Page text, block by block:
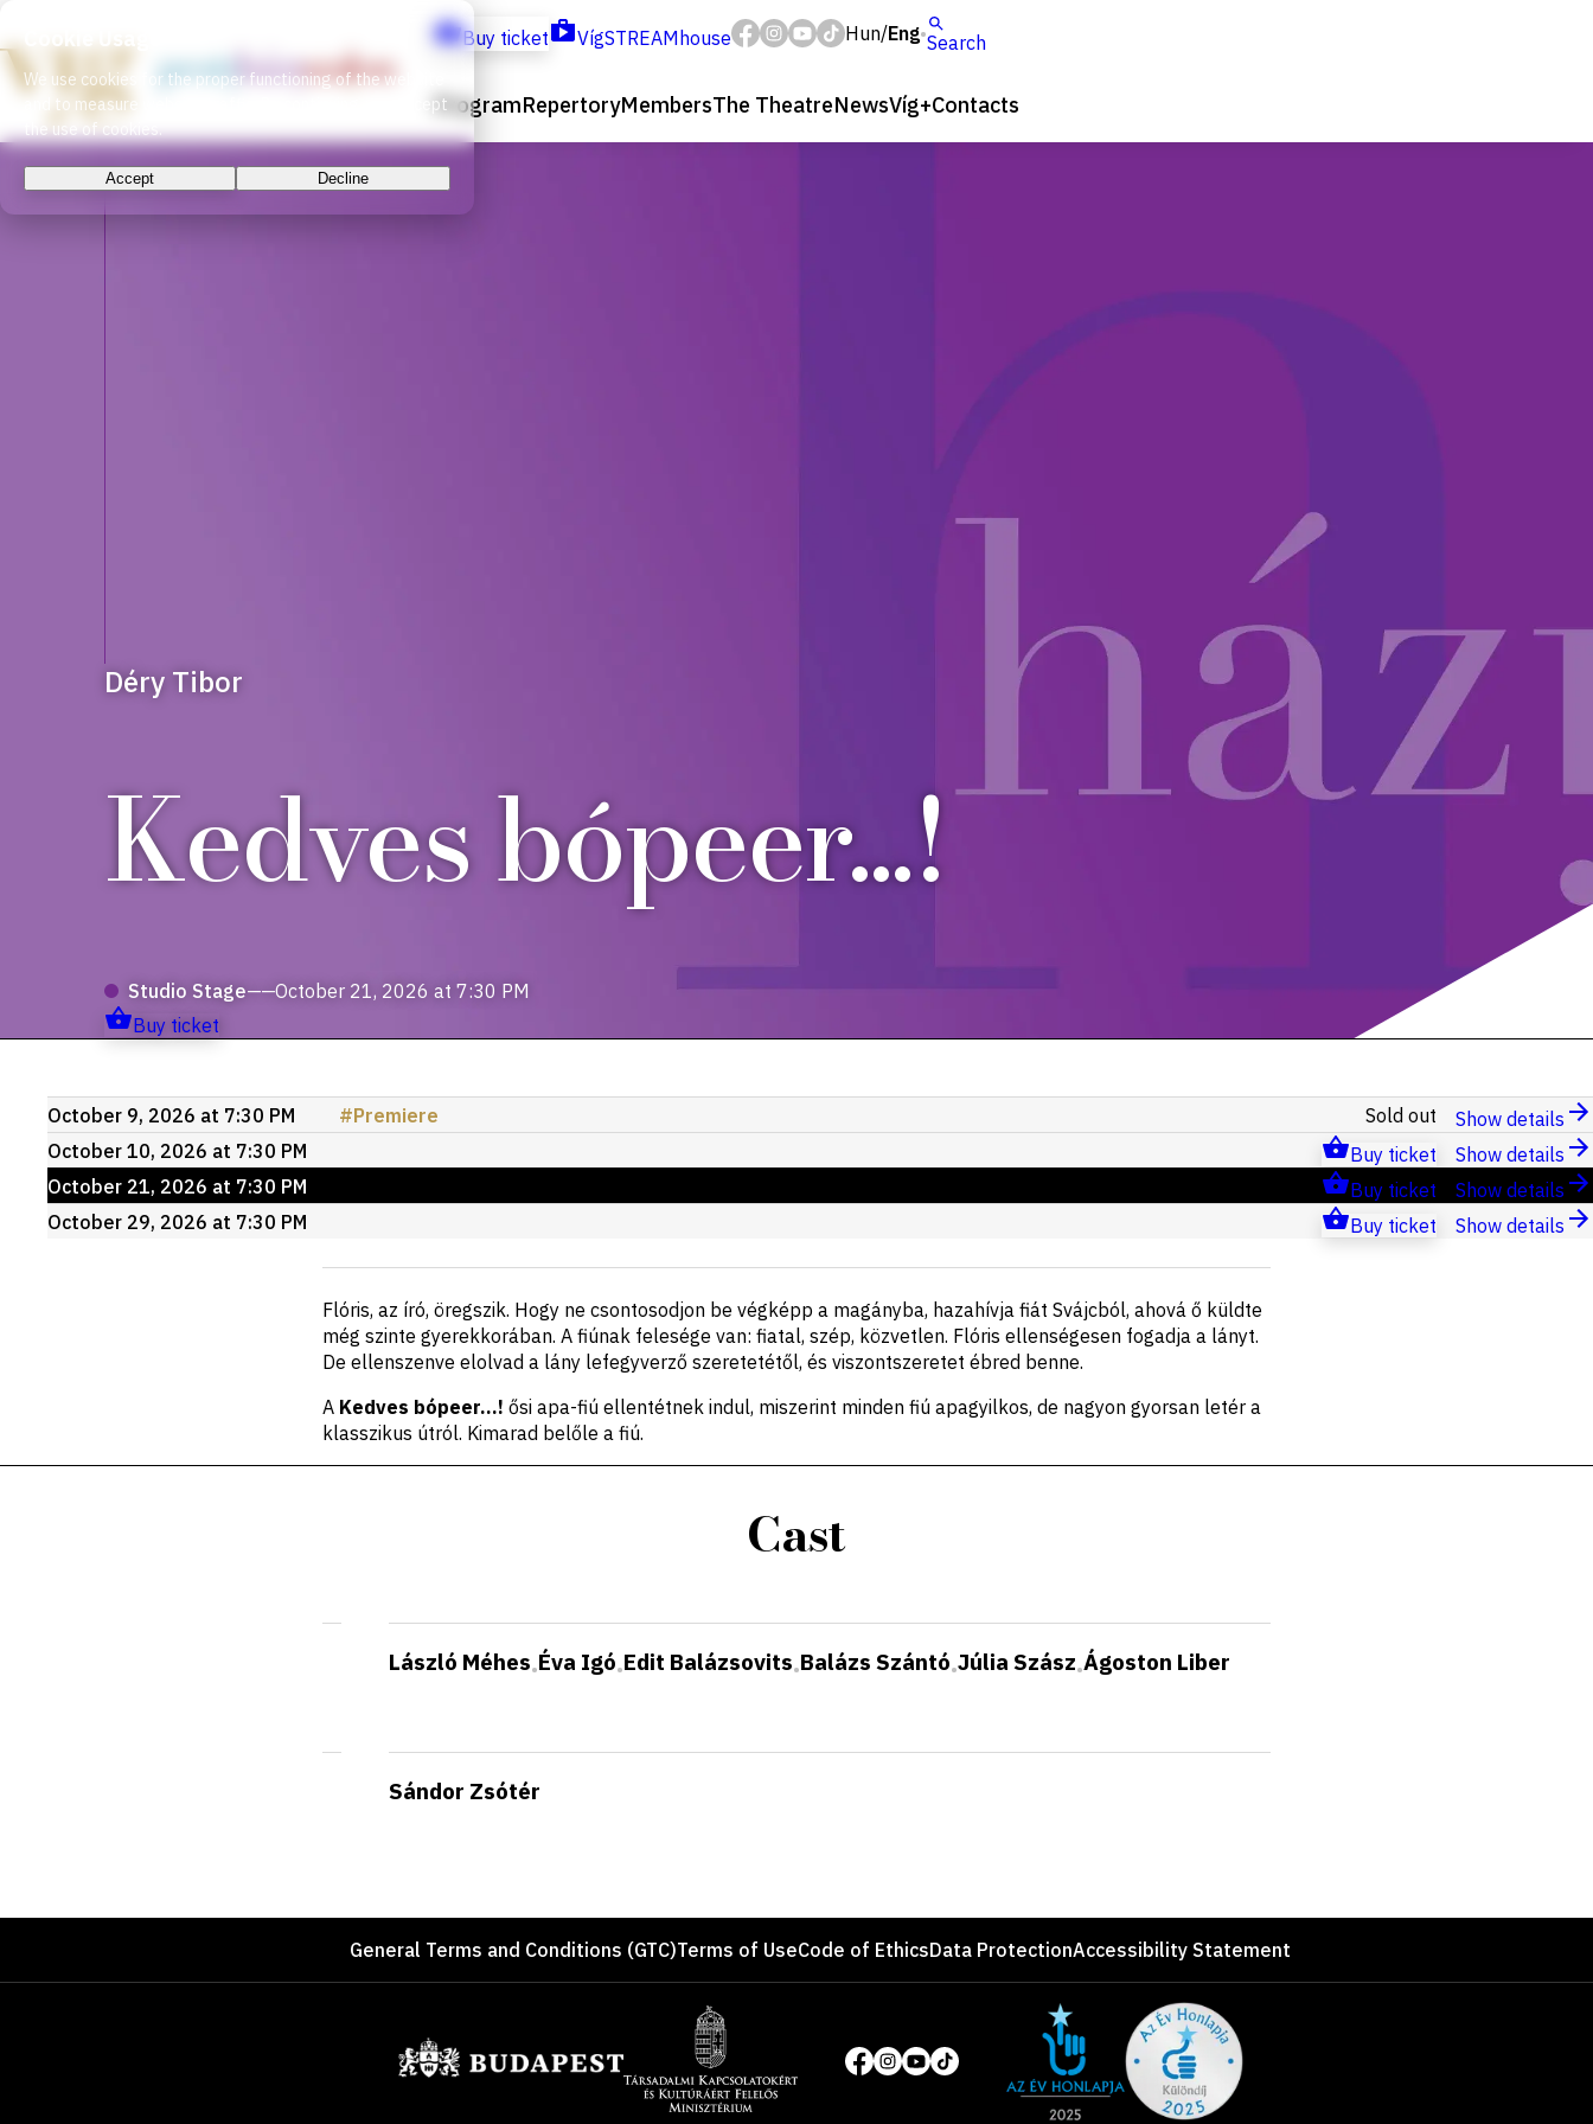
Buy ticket VígSTREAMhouse Hun/Eng Search
ProgramRepertoryMembersThe TheatreNewsVíg+Contacts
Déry Tibor
Kedves bópeer...!
Studio Stage——October 21, 2026 at 7:30 PM
Buy ticket
Upcoming
events
October 9, 2026 at 7:30 PM #Premiere Sold out
Show details
October 10, 2026 at 7:30 PM
Buy ticket
Show details
October 21, 2026 at 7:30 PM
Buy ticket
Show details
October 29, 2026 at 7:30 PM
Buy ticket Show details
Short
description
Flóris, az író, öregszik. Hogy ne csontosodjon be végképp a magányba, hazahívja fiát Svájcból, ahová ő küldte
még szinte gyerekkorában. A fiúnak felesége van: fiatal, szép, közvetlen. Flóris ellenségesen fogadja a lányt.
De ellenszenve elolvad a lány lefegyverző szeretetétől, és viszontszeretet ébred benne.
A Kedves bópeer…! ősi apa-fiú ellentétnek indul, miszerint minden fiú apagyilkos, de nagyon gyorsan letér a
klasszikus útról. Kimarad belőle a fiú.
Cast
László Méhes•Éva Igó•Edit Balázsovits•Balázs Szántó•Júlia Szász•Ágoston Liber
Sándor Zsótér
General Terms and Conditions (GTC)Terms of UseCode of EthicsData ProtectionAccessibility Statement
Social
media
the
Cookie Usage
We use cookies for the proper functioning of the website
and to measure website traffic. By continuing, you accept
the use of cookies.
Accept Decline